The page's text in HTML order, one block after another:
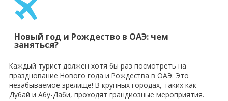
Новый год и Рождество в ОАЭ: чем
заняться?
Каждый турист должен хотя бы раз посмотреть на
празднование Нового года и Рождества в ОАЭ. Это
незабываемое зрелище! В крупных городах, таких как
Дубай и Абу-Даби, проходят грандиозные мероприятия.